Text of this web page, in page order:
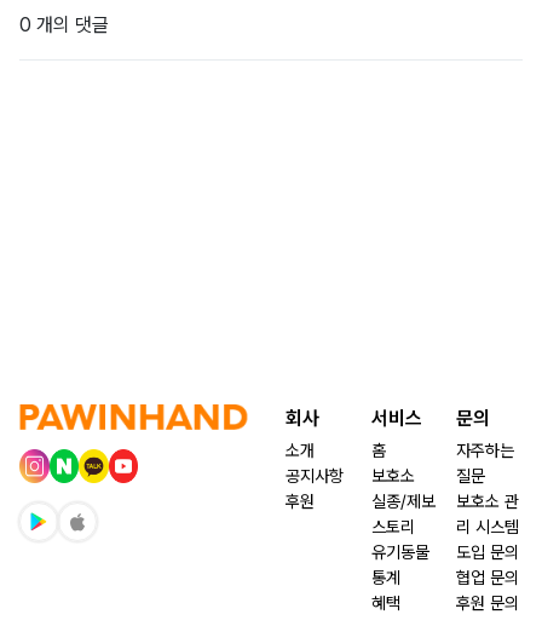
0 개의 댓글
회사
소개
공지사항
후원
서비스
홈
보호소
실종/제보
스토리
유기동물
통계
혜택
문의
자주하는
질문
보호소 관
리 시스템
도입 문의
협업 문의
후원 문의